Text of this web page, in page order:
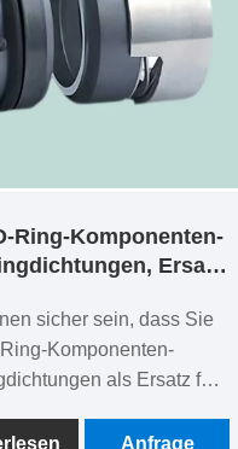
Ring-Komponenten-
Ersatz
sicher sein, dass Sie
Komponenten-
als Ersatz für
in unserem
Anfrage